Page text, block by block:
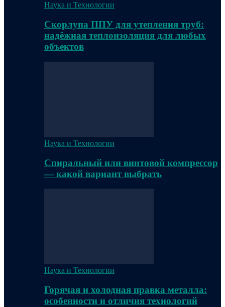
Наука и Технологии
Скорлупа ППУ для утепления труб:
надёжная теплоизоляция для любых
объектов
Наука и Технологии
Спиральный или винтовой компрессор
— какой вариант выбрать
Наука и Технологии
Горячая и холодная правка металла:
особенности и отличия технологий